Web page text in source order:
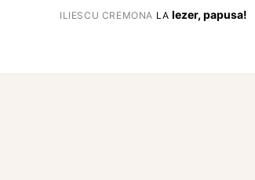
ILIESCU CREMONA LA Iezer, papusa!